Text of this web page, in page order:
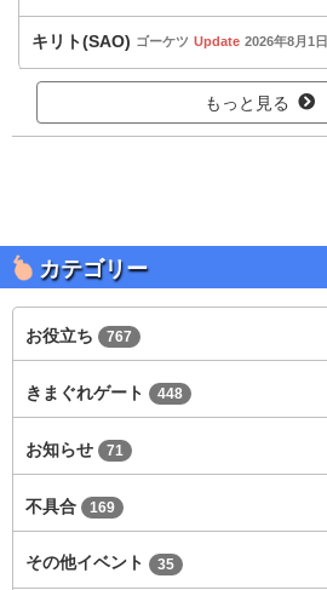
キリト(SAO) ゴーケツ Update 2026年8月1日
もっと見る
カテゴリー
お役立ち 767
きまぐれゲート 448
お知らせ 71
不具合 169
その他イベント 35